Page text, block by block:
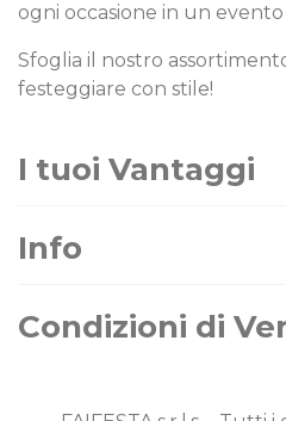
ogni occasione in un
Sfoglia il nostro
festeggiare con stile!
I tuoi Vantaggi
Info
Condizioni di